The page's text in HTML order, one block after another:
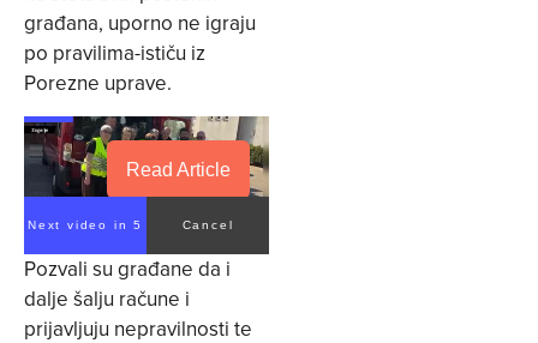
građana, uporno ne igraju
po pravilima-ističu iz
Porezne uprave.
Read Article
Next video in 5 Cancel
Pozvali su građane da i
dalje šalju račune i
prijavljuju nepravilnosti te